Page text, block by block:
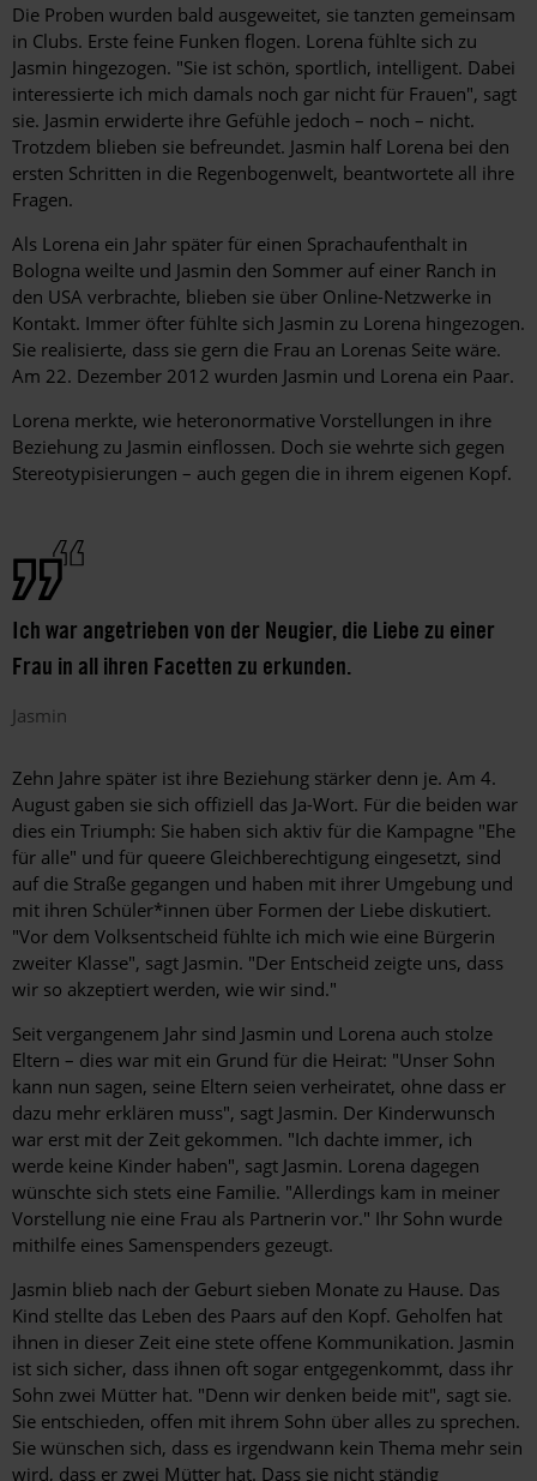
Die Proben wurden bald ausgeweitet, sie tanzten gemeinsam
in Clubs. Erste feine Funken flogen. Lorena fühlte sich zu
Jasmin hingezogen. "Sie ist schön, sportlich, intelligent. Dabei
interessierte ich mich damals noch gar nicht für Frauen", sagt
sie. Jasmin erwiderte ihre Gefühle jedoch – noch – nicht.
Trotzdem blieben sie befreundet. Jasmin half Lorena bei den
ers­ten Schritten in die Regenbogenwelt, beantwortete all ihre
Fragen.
Als Lorena ein Jahr später für einen Sprachaufenthalt in
Bologna weilte und Jasmin den Sommer auf einer Ranch in
den USA verbrachte, blieben sie über Online-Netzwerke in
Kontakt. Immer öfter fühlte sich Jasmin zu Lorena hingezogen.
Sie realisierte, dass sie gern die Frau an Lorenas Seite wäre.
Am 22. Dezember 2012 wurden Jasmin und Lorena ein Paar.
Lorena merkte, wie heteronormative Vorstellungen in ihre
Beziehung zu Jasmin einflossen. Doch sie wehrte sich gegen
Stereotypisierungen – auch gegen die in ihrem eigenen Kopf.
Ich war angetrieben von der Neugier, die Liebe zu einer
Frau in all ihren Facetten zu erkunden.
Jasmin
Zehn Jahre später ist ihre Beziehung stärker denn je. Am 4.
August gaben sie sich offiziell das Ja-Wort. Für die beiden war
dies ein Triumph: Sie haben sich aktiv für die Kampagne "Ehe
für alle" und für queere Gleichberechtigung eingesetzt, sind
auf die Straße gegangen und haben mit ihrer Umgebung und
mit ihren Schüler*innen über Formen der Liebe diskutiert.
"Vor dem Volksentscheid fühlte ich mich wie eine Bürgerin
zweiter Klasse", sagt Jasmin. "Der Entscheid zeigte uns, dass
wir so akzeptiert werden, wie wir sind."
Seit vergangenem Jahr sind Jasmin und Lorena auch stolze
Eltern – dies war mit ein Grund für die Heirat: "Unser Sohn
kann nun sagen, seine Eltern seien verheiratet, ohne dass er
dazu mehr erklären muss", sagt Jasmin. Der Kinderwunsch
war erst mit der Zeit gekommen. "Ich dachte immer, ich
werde keine Kinder haben", sagt Jasmin. Lorena dagegen
wünschte sich stets eine Familie. "Allerdings kam in meiner
Vorstellung nie eine Frau als Partnerin vor." Ihr Sohn wurde
mithilfe eines Samenspenders gezeugt.
Jasmin blieb nach der Geburt sieben Monate zu Hause. Das
Kind stellte das Leben des Paars auf den Kopf. Geholfen hat
ihnen in dieser Zeit eine stete offene Kommunikation. Jasmin
ist sich sicher, dass ihnen oft sogar entgegenkommt, dass ihr
Sohn zwei Mütter hat. "Denn wir denken beide mit", sagt sie.
Sie entschieden, offen mit ihrem Sohn über alles zu sprechen.
Sie wünschen sich, dass es irgendwann kein Thema mehr sein
wird, dass er zwei Mütter hat. Dass sie nicht ständig